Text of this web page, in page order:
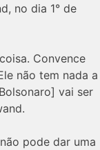
no dia 1° de
Convence
não tem nada a
vai ser
pode dar uma